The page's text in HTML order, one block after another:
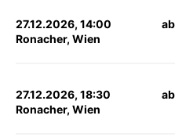
27.12.2026, 14:00
Ronacher, Wien
27.12.2026, 18:30
Ronacher, Wien